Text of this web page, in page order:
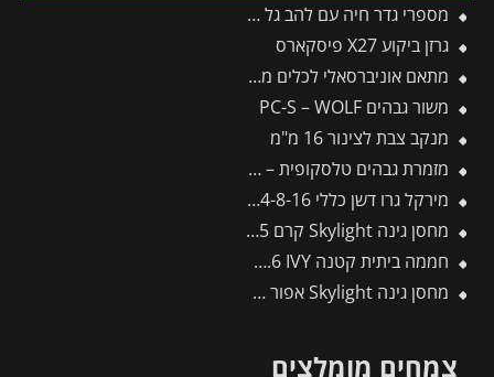
מספרי גדר חיה עם להב גל HS-W – WOLF
גרזן ביקוע X27 פיסקארס
מתאם אוניברסאלי לכלים מתחלפים פיסקארס
משור גבהים PC-S – WOLF
מנקב צבת לצינור 16 מ"מ
מזמרת גבהים טלסקופית – RC-M – WOLF
מירקל גרו דשן כללי 24-8-16 – 225 גרם
מחסן גינה Skylight קרם 1.9X1.5 מבית פלרם – קנופיה
חממה ביתית קטנה 1.3X0.6 IVY מבית פלרם – קנופיה
מחסן גינה Skylight אפור 1.9X3.8 מבית פלרם – קנופיה
צמחים מומלצים